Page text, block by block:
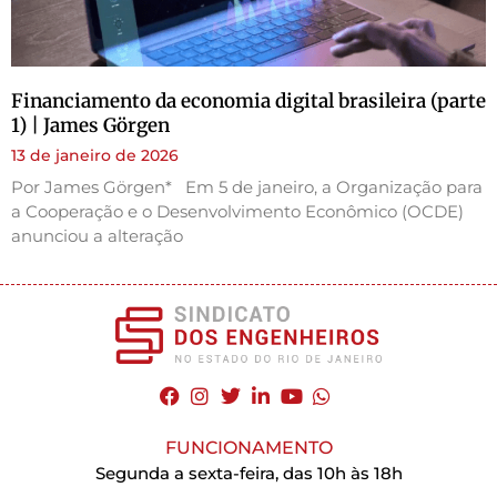
Financiamento da economia digital brasileira (parte
1) | James Görgen
13 de janeiro de 2026
Por James Görgen* Em 5 de janeiro, a Organização para
a Cooperação e o Desenvolvimento Econômico (OCDE)
anunciou a alteração
FUNCIONAMENTO
Segunda a sexta-feira, das 10h às 18h